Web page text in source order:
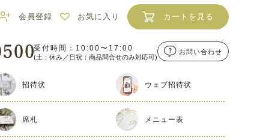
会員登録 お気に入り カートを見る
受付時間：10:00〜17:00
(土：休み／日祝：商品問合せのみ対応可)
お問い合わせ
招待状 ウェブ招待状
席札 メニュー表